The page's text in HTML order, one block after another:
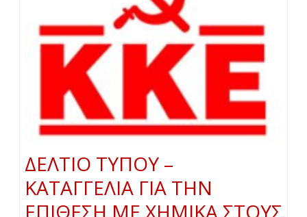
ΔΕΛΤΙΟ ΤΥΠΟΥ –
ΚΑΤΑΓΓΕΛΙΑ ΓΙΑ ΤΗΝ
ΕΠΙΘΕΣΗ ΜΕ ΧΗΜΙΚΑ ΣΤΟΥΣ